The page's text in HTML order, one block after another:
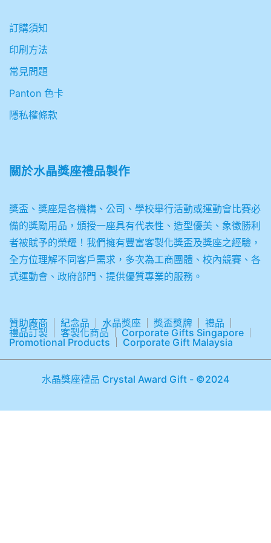
訂購須知
印刷方法
常見問題
Panton 色卡
隱私權條款
關於水晶獎座禮品製作
獎盃、獎座是各機構、公司、學校舉行活動或運動會比賽必
備的獎勵用品，頒授一座具有代表性、造型優美、象徵勝利
者被賦予的榮耀！我們擁有豐富客製化獎盃及獎座之經驗，
全方位理解不同客戶需求，多次為工商團體、校內競賽、各
式運動會、政府部門、提供優質專業的服務。
贊助廠商 紀念品 水晶獎座 獎盃獎牌
禮品
禮品訂製
客製化商品
Corporate Gifts Singapore
Promotional Products
Corporate Gift Malaysia
水晶獎座禮品 Crystal Award Gift - ©2024